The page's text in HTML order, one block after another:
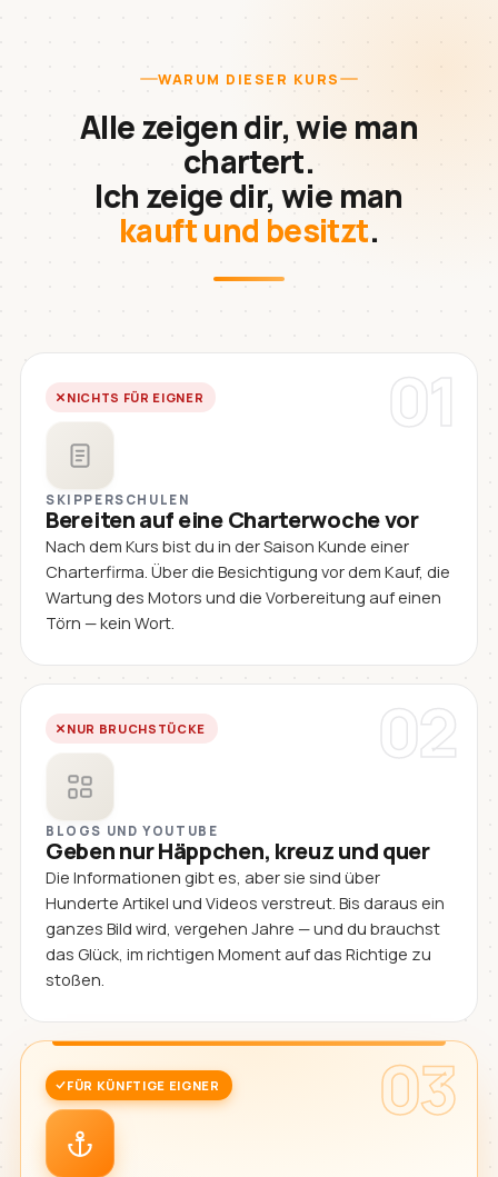
WARUM DIESER KURS
Alle zeigen dir, wie man
chartert.
Ich zeige dir, wie man
kauft und besitzt.
01
NICHTS FÜR EIGNER
SKIPPERSCHULEN
Bereiten auf eine Charterwoche vor
Nach dem Kurs bist du in der Saison Kunde einer
Charterfirma. Über die Besichtigung vor dem Kauf, die
Wartung des Motors und die Vorbereitung auf einen
Törn — kein Wort.
02
NUR BRUCHSTÜCKE
BLOGS UND YOUTUBE
Geben nur Häppchen, kreuz und quer
Die Informationen gibt es, aber sie sind über
Hunderte Artikel und Videos verstreut. Bis daraus ein
ganzes Bild wird, vergehen Jahre — und du brauchst
das Glück, im richtigen Moment auf das Richtige zu
stoßen.
03
FÜR KÜNFTIGE EIGNER